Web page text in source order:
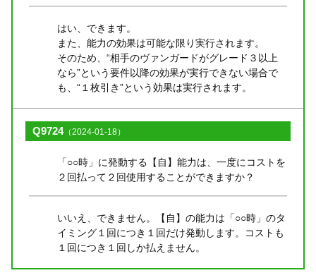
はい、できます。
また、能力の効果は可能な限り実行されます。
そのため、“相手のヴァンガードがグレード３以上
なら”という要件以降の効果が実行できない場合で
も、“１枚引き”という効果は実行されます。
Q9724（2024-01-18）
「○○時」に発動する【自】能力は、一度にコストを
２回払って２回使用することができますか？
いいえ、できません。【自】の能力は「○○時」のタ
イミング１回につき１回だけ発動します。コストも
１回につき１回しか払えません。